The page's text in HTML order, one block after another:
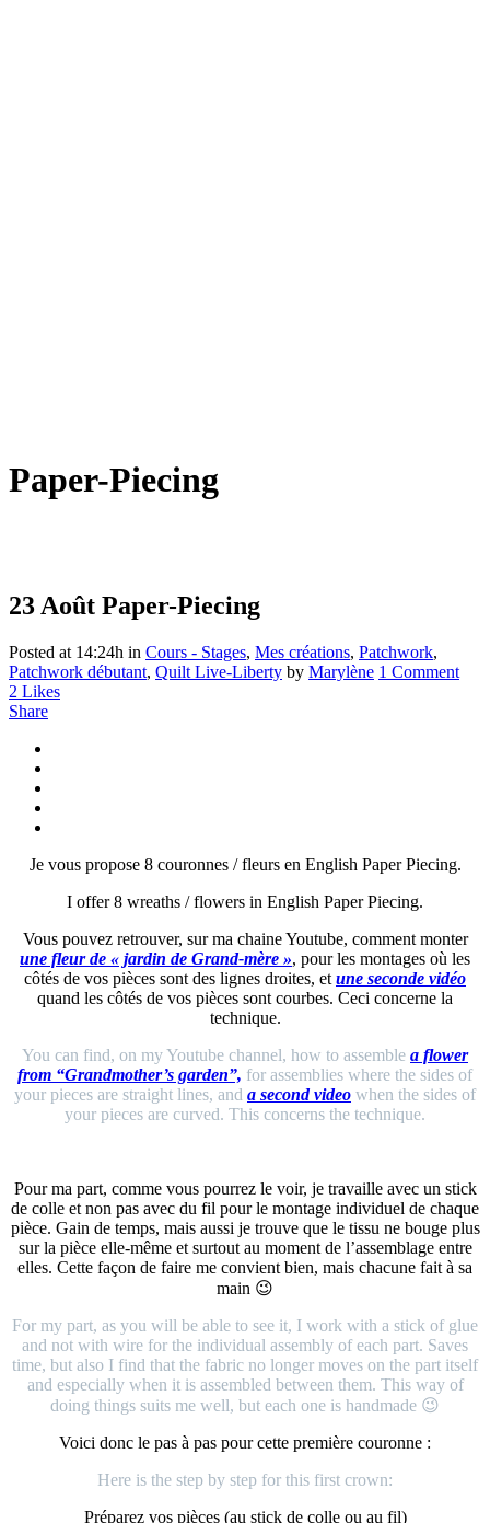
Paper-Piecing
23 Août Paper-Piecing
Posted at 14:24h in Cours - Stages, Mes créations, Patchwork,
Patchwork débutant, Quilt Live-Liberty by Marylène 1 Comment
2 Likes
Share
Je vous propose 8 couronnes / fleurs en English Paper Piecing.
I offer 8 wreaths / flowers in English Paper Piecing.
Vous pouvez retrouver, sur ma chaine Youtube, comment monter
une fleur de « jardin de Grand-mère », pour les montages où les
côtés de vos pièces sont des lignes droites, et une seconde vidéo
quand les côtés de vos pièces sont courbes. Ceci concerne la
technique.
You can find, on my Youtube channel, how to assemble a flower
from “Grandmother’s garden”, for assemblies where the sides of
your pieces are straight lines, and a second video when the sides of
your pieces are curved. This concerns the technique.
Pour ma part, comme vous pourrez le voir, je travaille avec un stick
de colle et non pas avec du fil pour le montage individuel de chaque
pièce. Gain de temps, mais aussi je trouve que le tissu ne bouge plus
sur la pièce elle-même et surtout au moment de l’assemblage entre
elles. Cette façon de faire me convient bien, mais chacune fait à sa
main 😉
For my part, as you will be able to see it, I work with a stick of glue
and not with wire for the individual assembly of each part. Saves
time, but also I find that the fabric no longer moves on the part itself
and especially when it is assembled between them. This way of
doing things suits me well, but each one is handmade 😉
Voici donc le pas à pas pour cette première couronne :
Here is the step by step for this first crown:
Préparez vos pièces (au stick de colle ou au fil)